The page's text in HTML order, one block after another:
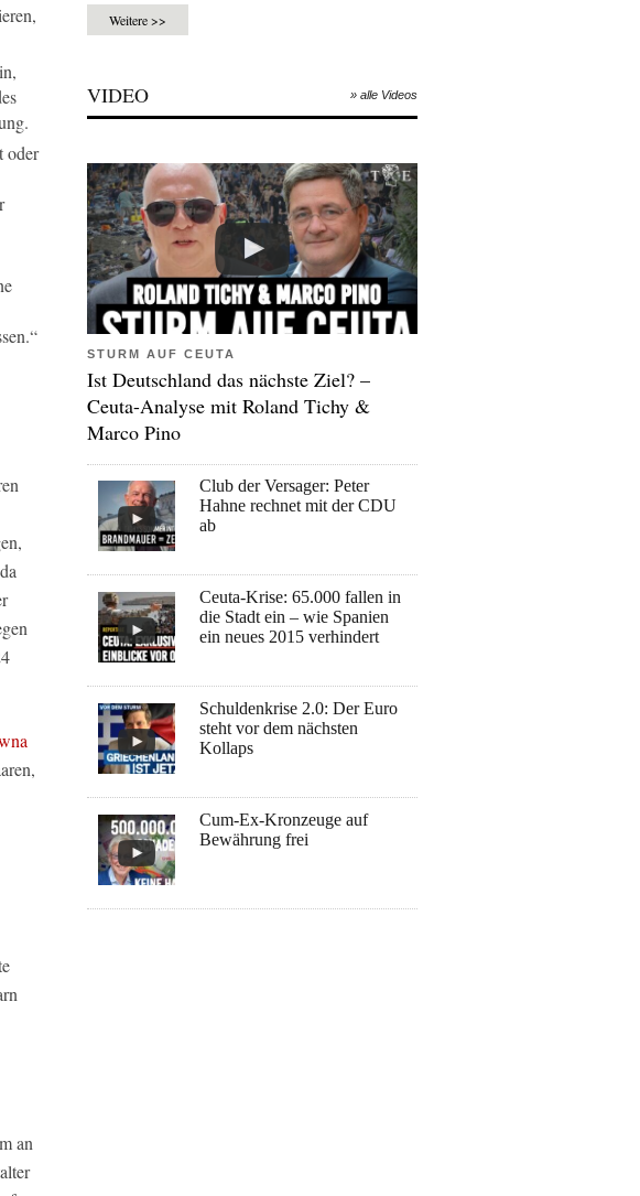
oder
an
Weitere >>
VIDEO » alle Videos
STURM AUF CEUTA
Ist Deutschland das nächste Ziel? –
Ceuta-Analyse mit Roland Tichy &
Marco Pino
Club der Versager: Peter
Hahne rechnet mit der CDU
ab
Ceuta-Krise: 65.000 fallen in
die Stadt ein – wie Spanien
ein neues 2015 verhindert
Schuldenkrise 2.0: Der Euro
steht vor dem nächsten
Kollaps
Cum-Ex-Kronzeuge auf
Bewährung frei